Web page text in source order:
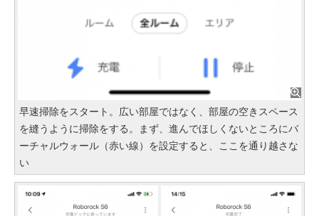
早速掃除をスタート。広い部屋ではなく、部屋の空きスペース
を縫うように掃除をする。まず、進んでほしくないところにバ
ーチャルウォール（赤い線）を設定すると、ここを通り越さな
い